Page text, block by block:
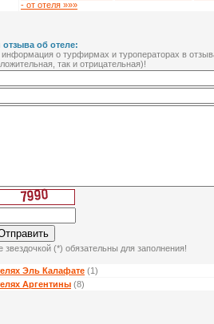
- от отеля »»»
об отеле:
о турфирмах и туроператорах в
так и отрицательная)!
(*) обязательны для заполнения!
Эль Калафате (1)
Аргентины (8)